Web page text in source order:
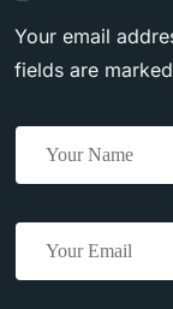
Your email
fields are